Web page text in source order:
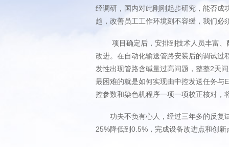
经调研，国内对此刚刚起步研究，能否成
趋，改善员工工作环境刻不容缓，我们必
项目确定后，安排到技术人员丰富、配
改进。在自动化输送管路安装后的调试过
发性出现管路含碱量过高问题，整整2天
最困难的就是如何实现由中控发送任务与
控参数和染色机程序一项一项校正核对，
功夫不负有心人，经过三年多的反复试
25%降低到0.5%，完成设备改进点和创